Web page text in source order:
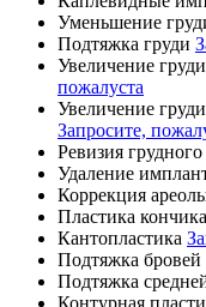
Уменьшение
Подтяжка груди
Увеличение
пожалуста
Увеличение
Запросите,
Ревизия
Удаление
Коррекция
Пластика
Кантопластика
Подтяжка бровей
Подтяжка
Контурная